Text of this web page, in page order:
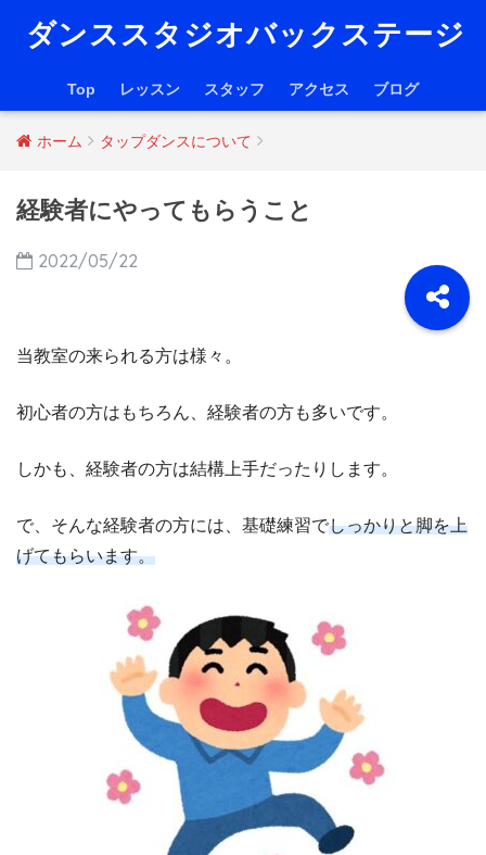
ダンススタジオバックステージ
Top レッスン スタッフ アクセス ブログ
ホーム タップダンスについて
経験者にやってもらうこと
2022/05/22
当教室の来られる方は様々。
初心者の方はもちろん、経験者の方も多いです。
しかも、経験者の方は結構上手だったりします。
で、そんな経験者の方には、基礎練習でしっかりと脚を上
げてもらいます。